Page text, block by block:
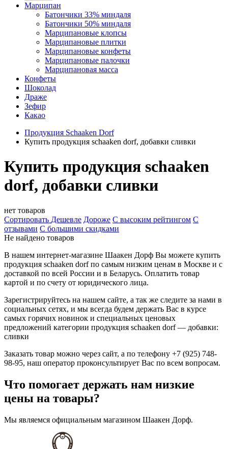
Марципан
Батончики 33% миндаля
Батончики 50% миндаля
Марципановые клопсы
Марципановые плитки
Марципановые конфеты
Марципановые палочки
Марципановая масса
Конфеты
Шоколад
Драже
Зефир
Какао
Продукция Schaaken Dorf
Купить продукция schaaken dorf, добавки сливки
Купить продукция schaaken
dorf, добавки сливки
нет товаров
Сортировать Дешевле Дороже С высоким рейтингом C
отзывами С большими скидками
Не найдено товаров
В нашем интернет-магазине Шаакен Дорф Вы можете купить
продукция schaaken dorf по самым низким ценам в Москве и с
доставкой по всей России и в Беларусь. Оплатить товар
картой и по счету от юридического лица.
Зарегистрируйтесь на нашем сайте, а так же следите за нами в
социальных сетях, и мы всегда будем держать Вас в курсе
самых горячих новинок и специальных ценовых
предложений категории продукция schaaken dorf — добавки:
сливки
Заказать товар можно через сайт, а по телефону +7 (925) 748-
98-95, наш оператор проконсультирует Вас по всем вопросам.
Что помогает держать нам низкие
цены на товары?
Мы являемся официальным магазином Шаакен Дорф.